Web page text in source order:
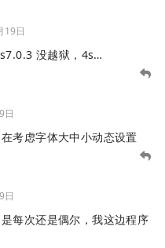
19日
没越狱，4s…
日
考虑字体大中小动态设置
日
每次还是偶尔，我这边程序